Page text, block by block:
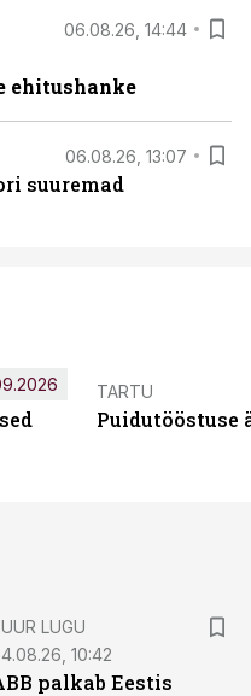
06.08.26, 14:44
ehitushanke
06.08.26, 13:07
suuremad
TARTU
Puidutööstuse
LUGU
10:42
palkab Eestis